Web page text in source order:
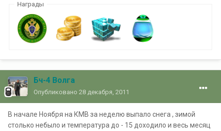
Награды
Бч-4 Волга
Опубликовано 28 декабря, 2011
В начале Ноября на КМВ за неделю выпало снега , зимой
столько небыло и температура до - 15 доходило и весь месяц